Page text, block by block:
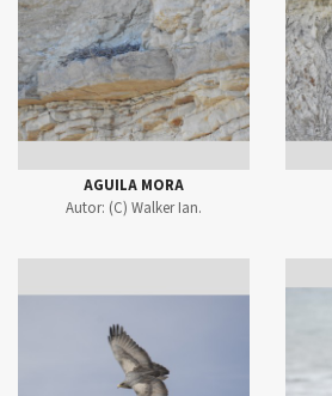
AGUILA MORA
Autor: (C) Walker Ian.